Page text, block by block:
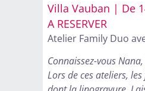
Villa Vauban | De
A RESERVER
Atelier Family Duo
Connaissez-vous
Lors de ces ateliers,